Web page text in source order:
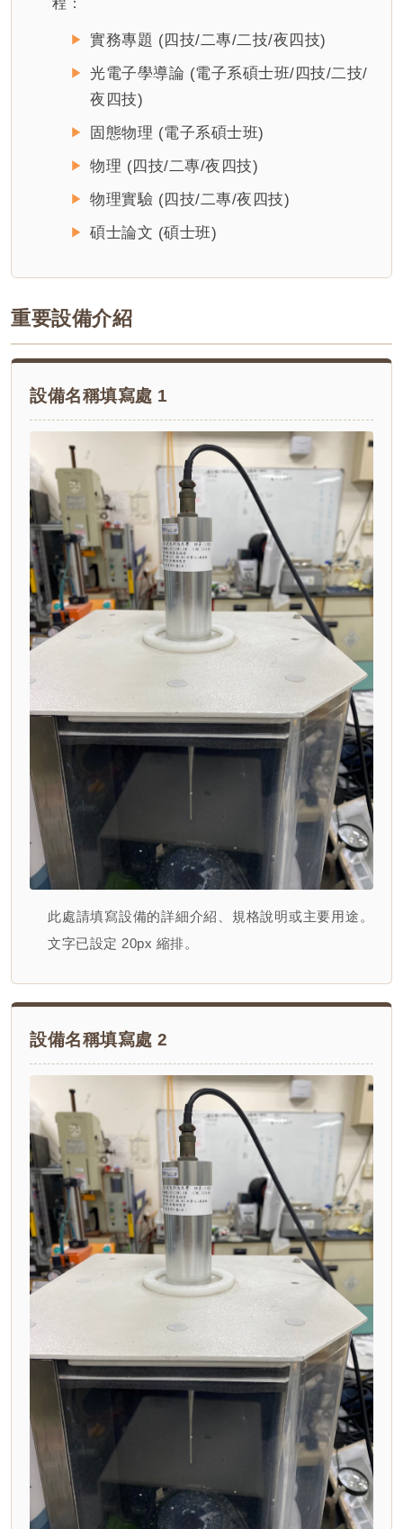
實務專題 (四技/二專/二技/夜四技)
光電子學導論 (電子系碩士班/四技/二技/
夜四技)
固態物理 (電子系碩士班)
物理 (四技/二專/夜四技)
物理實驗 (四技/二專/夜四技)
碩士論文 (碩士班)
重要設備介紹
設備名稱填寫處 1
此處請填寫設備的詳細介紹、規格說明或主要用途。
文字已設定 20px 縮排。
設備名稱填寫處 2